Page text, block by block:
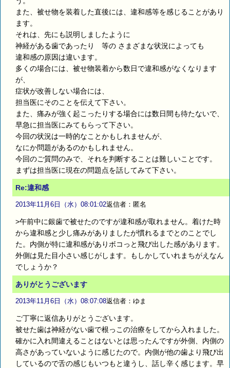
また、被せ物を装着した直後には、違和感等を感じることがあり
ます。
それは、先にも説明しましたように
神経がある歯であったり 等の さまざまな状況によっても
違和感の原因は違います。
多くの場合には、被せ物装着から数日で違和感がなくなります
が、
症状が改善しない場合には、
担当医にそのことを伝えて下さい。
また、痛みが強く起こったりする場合には数日間も待たないで、
早急に担当医にみてもらって下さい。
今回の状況は一時的なことかもしれませんが、
なにか問題があるのかもしれません。
今回のご質問のみで、それを判断することは難しいことです。
まずは担当医に現在の問題点を話してみて下さい。
Re:違和感
2013年11月6日（水）08:01:02返信者：匿名
>午前中に銀歯で被せたのですが違和感が取れません。着けた時
から違和感と少し痛みがありましたが慣れるまでとのことでし
た。内側が特に違和感がありボコっと飛び出した感があります。
外側は見た目小さい感じがします。もしかしていれまちがえなん
でしょうか？
ありがとうございます
2013年11月6日（水）08:07:08返信者：ゆま
ご丁寧に返信ありがとうございます。
被せた歯は神経がない歯で根っこの治療をしてから入れました。
確かに入れ間違えることはないとは思ったんですが外側、内側の
高さがあっていないように感じたので。内側が他の歯より飛び出
しているので舌の感じもいつもと違うし、話し辛く感じます。早